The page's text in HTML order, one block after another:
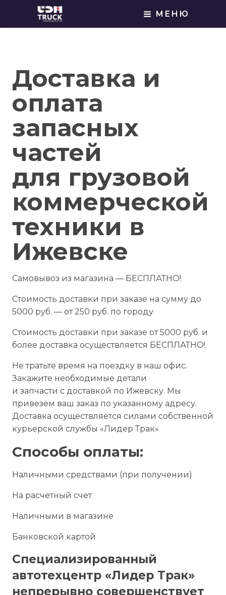
МЕНЮ
Доставка и
оплата
запасных
частей
для грузовой
коммерческой
техники в
Ижевске
Самовывоз из магазина — БЕСПЛАТНО!
Стоимость доставки при заказе на сумму до
5000 руб. — от 250 руб. по городу
Стоимость доставки при заказе от 5000 руб. и
более доставка осуществляется БЕСПЛАТНО!
Не тратьте время на поездку в наш офис.
Закажите необходимые детали
и запчасти с доставкой по Ижевску. Мы
привезём ваш заказ по указанному адресу.
Доставка осуществляется силами собственной
курьерской службы «Лидер Трак»
Способы оплаты:
Наличными средствами (при получении)
На расчетный счет
Наличными в магазине
Банковской картой
Специализированный
автотехцентр «Лидер Трак»
непрерывно совершенствует